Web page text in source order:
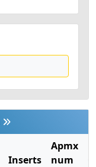
Inserts
Apmx
num